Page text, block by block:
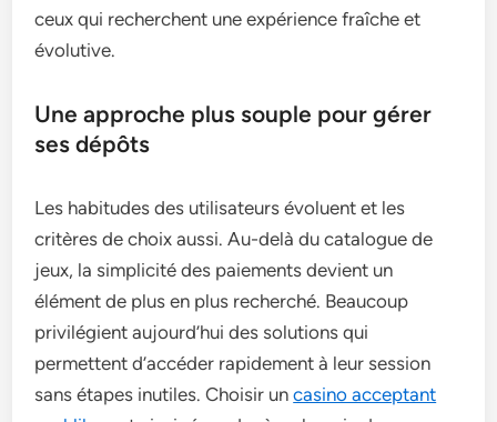
ceux qui recherchent une expérience fraîche et
évolutive.
Une approche plus souple pour gérer
ses dépôts
Les habitudes des utilisateurs évoluent et les
critères de choix aussi. Au-delà du catalogue de
jeux, la simplicité des paiements devient un
élément de plus en plus recherché. Beaucoup
privilégient aujourd’hui des solutions qui
permettent d’accéder rapidement à leur session
sans étapes inutiles. Choisir uncasino acceptant